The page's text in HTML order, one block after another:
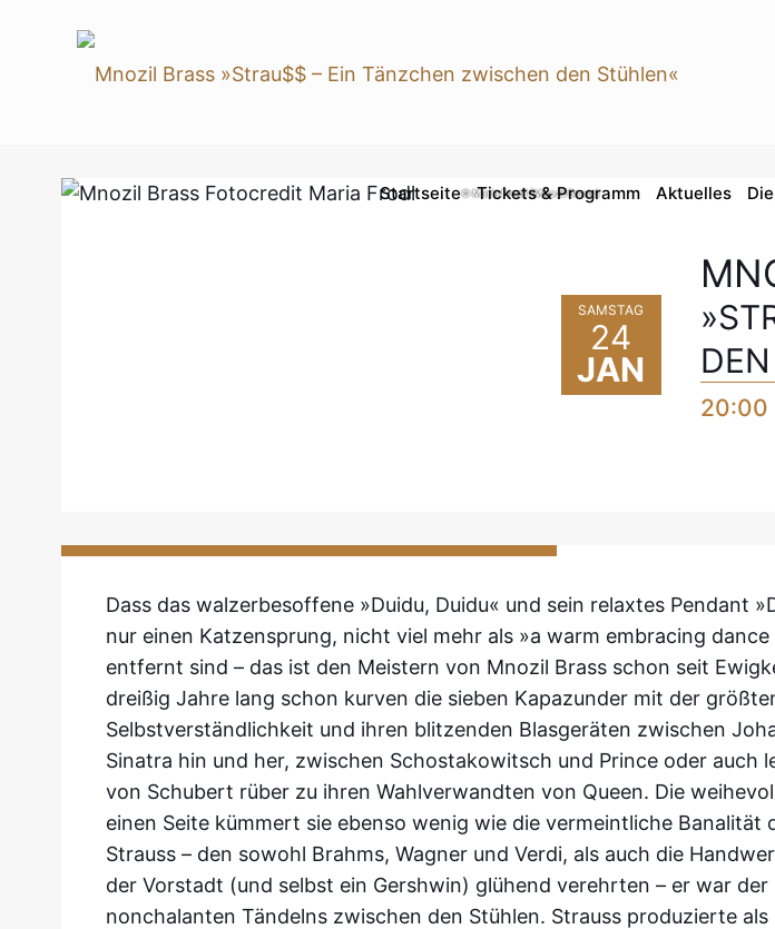
Startseite Tickets & Programm Aktuelles
SAMSTAG
24
JAN
© Maria Frodl (Mnozil Brass)
20:00
Dass das walzerbesoffene »Duidu, Duidu« und sein relaxtes Pendant
nur einen Katzensprung, nicht viel mehr als »a warm embracing
entfernt sind – das ist den Meistern von Mnozil Brass schon seit
dreißig Jahre lang schon kurven die sieben Kapazunder mit der
Selbstverständlichkeit und ihren blitzenden Blasgeräten zwischen
Sinatra hin und her, zwischen Schostakowitsch und Prince oder auch
von Schubert rüber zu ihren Wahlverwandten von Queen. Die
einen Seite kümmert sie ebenso wenig wie die vermeintliche Banalität
Strauss – den sowohl Brahms, Wagner und Verdi, als auch die
der Vorstadt (und selbst ein Gershwin) glühend verehrten – er war der
nonchalanten Tändelns zwischen den Stühlen. Strauss produzierte als